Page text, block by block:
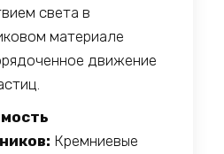
света в
материале
движение
Кремниевые